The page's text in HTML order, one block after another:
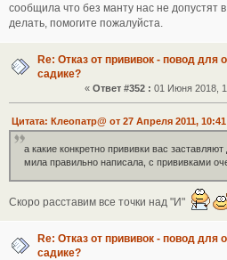
сообщила что без манту нас не допустят
делать, помогите пожалуйста.
Re: Отказ от прививок - повод для
садике?
« Ответ #352 : 01 Июня 2018,
Цитата: Клеопатр@ от 27 Апреля 2011,
а какие конкретно прививки вас заставляют
мила правильно написала, с прививками
Скоро расставим все точки над "И"
Re: Отказ от прививок - повод для
садике?